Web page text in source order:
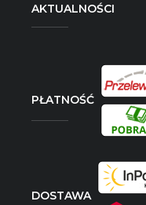
AKTUALNOŚCI
PŁATNOŚĆ
DOSTAWA